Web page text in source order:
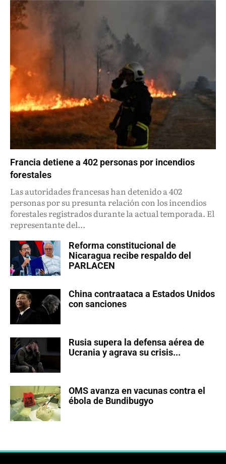
Francia detiene a 402 personas por incendios
forestales
Las autoridades francesas han detenido a 402
personas por su presunta relación con los incendios
forestales registrados durante la actual temporada. El
representante del...
Reforma constitucional de
Nicaragua recibe respaldo del
PARLACEN
China contraataca a Estados Unidos
con sanciones
Rusia supera la defensa aérea de
Ucrania y agrava su crisis...
OMS avanza en vacunas contra el
ébola de Bundibugyo